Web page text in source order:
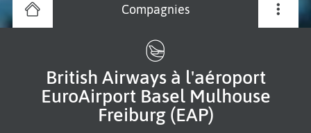
Compagnies
British Airways à l'aéroport
EuroAirport Basel Mulhouse
Freiburg (EAP)